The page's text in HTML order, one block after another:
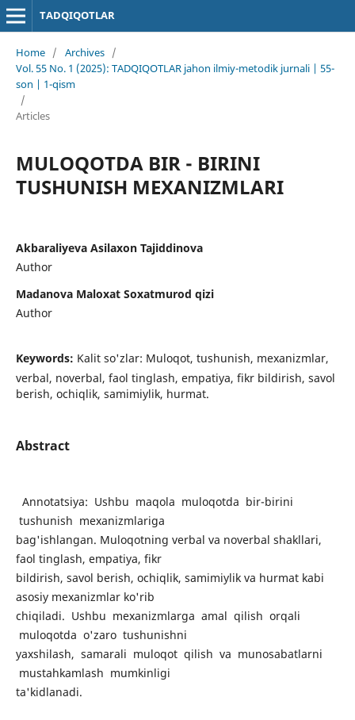
TADQIQOTLAR
Home / Archives /
Vol. 55 No. 1 (2025): TADQIQOTLAR jahon ilmiy-metodik jurnali | 55-
son | 1-qism
/
Articles
MULOQOTDA BIR - BIRINI
TUSHUNISH MEXANIZMLARI
Akbaraliyeva Asilaxon Tajiddinova
Author
Madanova Maloxat Soxatmurod qizi
Author
Keywords: Kalit so'zlar: Muloqot, tushunish, mexanizmlar,
verbal, noverbal, faol tinglash, empatiya, fikr bildirish, savol
berish, ochiqlik, samimiylik, hurmat.
Abstract
Annotatsiya: Ushbu maqola muloqotda bir-birini
tushunish mexanizmlariga
bag'ishlangan. Muloqotning verbal va noverbal shakllari,
faol tinglash, empatiya, fikr
bildirish, savol berish, ochiqlik, samimiylik va hurmat kabi
asosiy mexanizmlar ko'rib
chiqiladi. Ushbu mexanizmlarga amal qilish orqali
muloqotda o'zaro tushunishni
yaxshilash, samarali muloqot qilish va munosabatlarni
mustahkamlash mumkinligi
ta'kidlanadi.